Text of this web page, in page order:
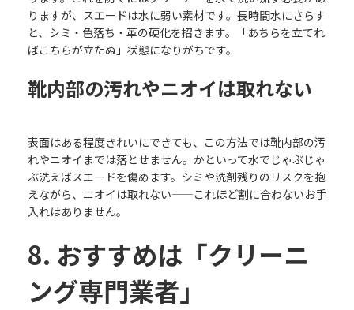
りますが、スエードは水に弱い素材です。長時間水にさらす
と、シミ・色落ち・革の硬化を招きます。「あちらを立てれ
ばこちらが立たぬ」状態になりがちです。
靴内部の汚れやニオイは取れない
表面はある程度きれいにできても、この方法では靴内部の汚
れやニオイまでは落とせません。かといって水でじゃぶじゃ
ぶ洗えばスエードを傷めます。シミや洗剤残りのリスクを抱
えながら、ニオイは取れない——これほど割に合わないお手
入れはありません。
8. おすすめは「クリーニ
ング専門業者」